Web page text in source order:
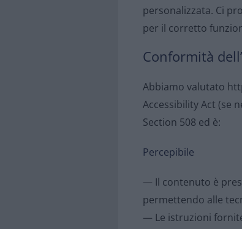
personalizzata. Ci
per il corretto
Conformità
Abbiamo valutato
Accessibility Act (se
Section 508 ed è:
Percepibile
— Il contenuto è
permettendo alle
— Le istruzioni